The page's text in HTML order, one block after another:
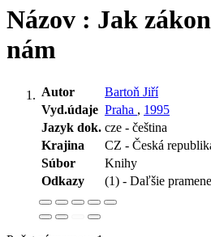
Názov : Jak
nám
Autor
Bartoň Jiří
Vyd.údaje Praha , 1995
Jazyk dok. cze - čeština
Krajina
CZ - Česká
Súbor
Knihy
Odkazy
(1) - Daľšie